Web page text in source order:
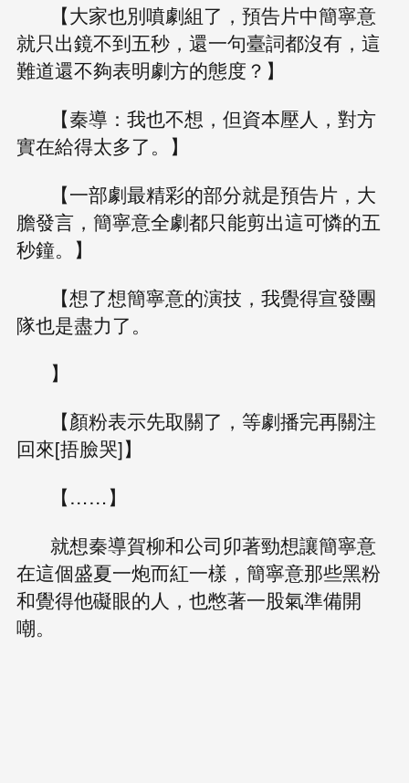
【大家也別噴劇組了，預告片中簡寧意
就只出鏡不到五秒，還一句臺詞都沒有，這
難道還不夠表明劇方的態度？】
【秦導：我也不想，但資本壓人，對方
實在給得太多了。】
【一部劇最精彩的部分就是預告片，大
膽發言，簡寧意全劇都只能剪出這可憐的五
秒鐘。】
【想了想簡寧意的演技，我覺得宣發團
隊也是盡力了。
】
【顏粉表示先取關了，等劇播完再關注
回來[捂臉哭]】
【……】
就想秦導賀柳和公司卯著勁想讓簡寧意
在這個盛夏一炮而紅一樣，簡寧意那些黑粉
和覺得他礙眼的人，也憋著一股氣準備開
嘲。